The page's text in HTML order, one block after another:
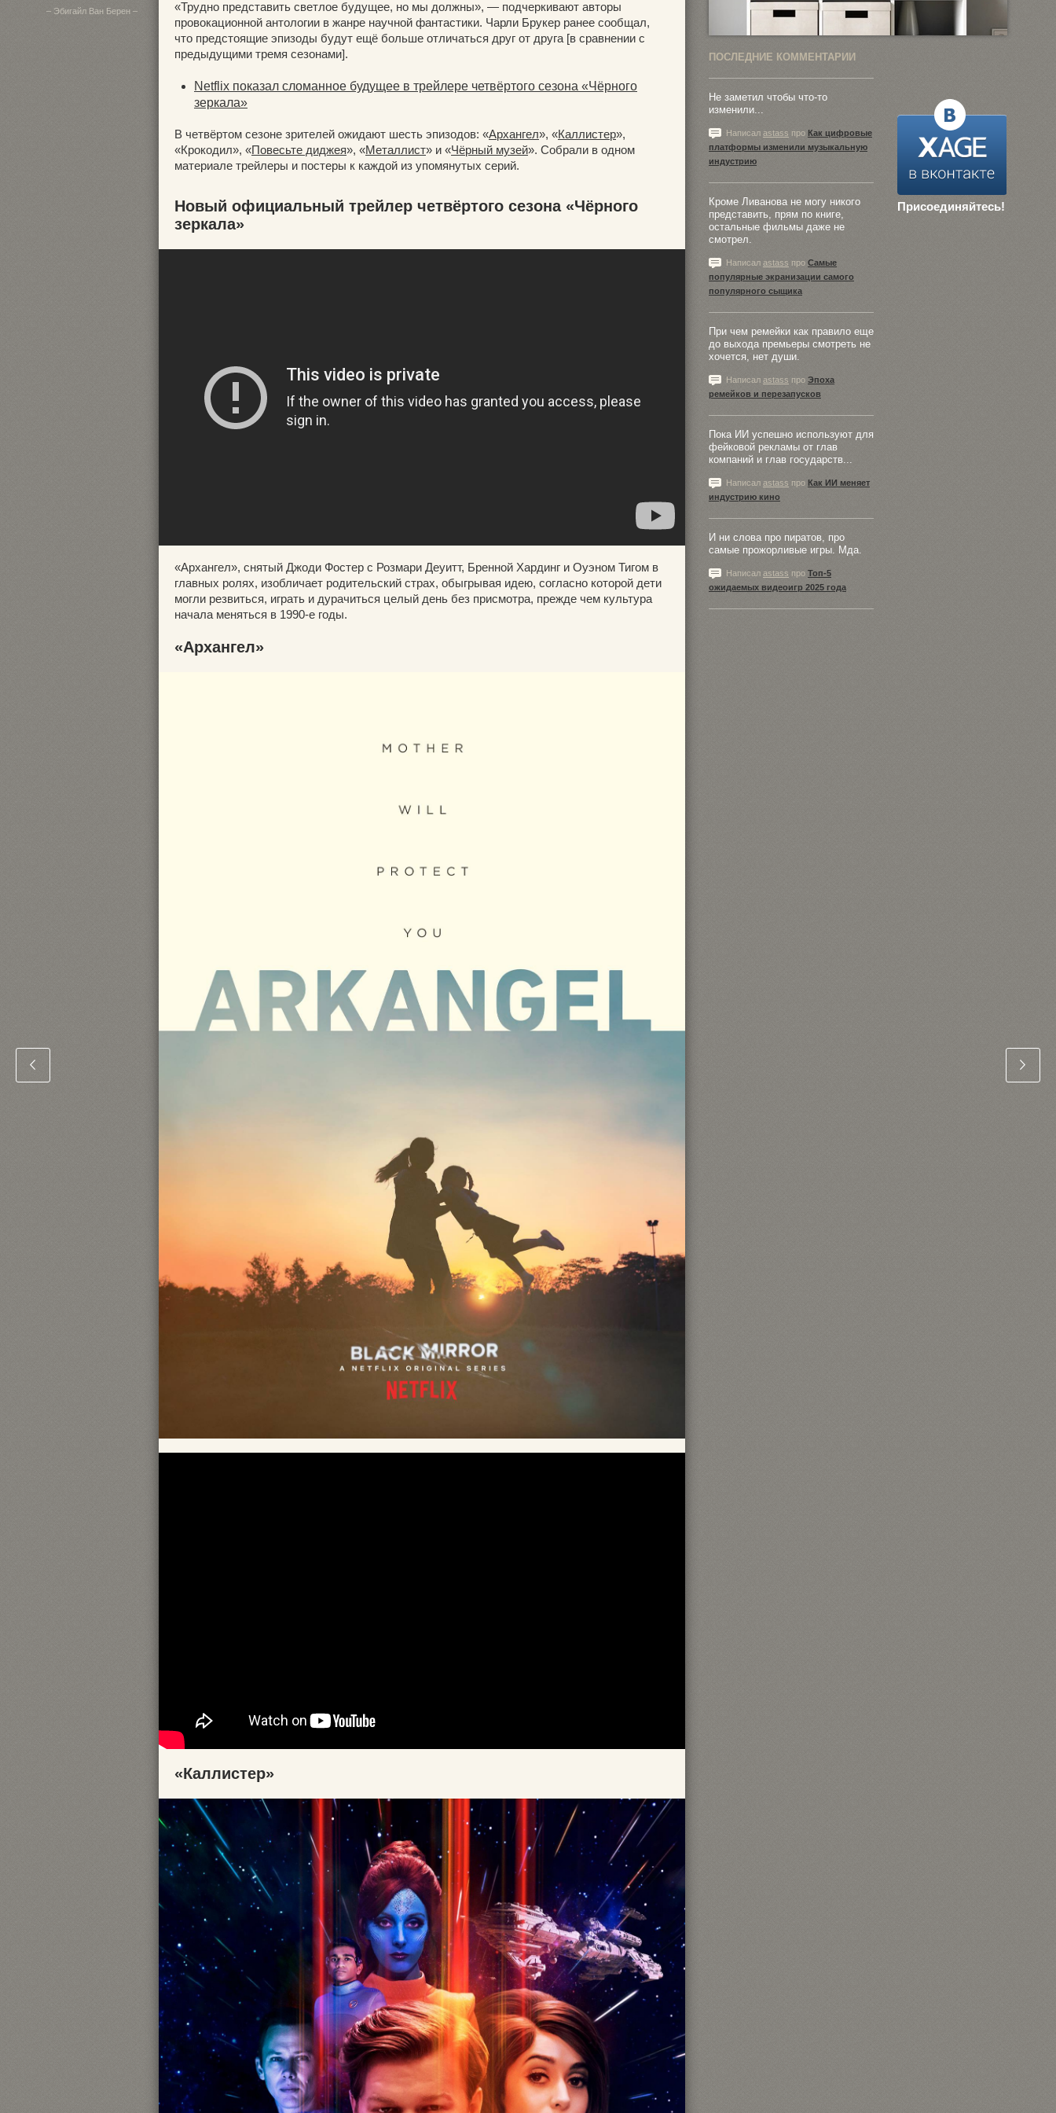
– Эбигайл Ван Берен –
«Трудно представить светлое будущее, но мы должны», — подчеркивают авторы
провокационной антологии в жанре научной фантастики. Чарли Брукер ранее сообщал,
что предстоящие эпизоды будут ещё больше отличаться друг от друга [в сравнении с
предыдущими тремя сезонами].
Netflix показал сломанное будущее в трейлере четвёртого сезона «Чёрного
зеркала»
В четвёртом сезоне зрителей ожидают шесть эпизодов: «Архангел», «Каллистер»,
«Крокодил», «Повесьте диджея», «Металлист» и «Чёрный музей». Собрали в одном
материале трейлеры и постеры к каждой из упомянутых серий.
Новый официальный трейлер четвёртого сезона «Чёрного
зеркала»
«Архангел», снятый Джоди Фостер с Розмари Деуитт, Бренной Хардинг и Оуэном Тигом в
главных ролях, изобличает родительский страх, обыгрывая идею, согласно которой дети
могли резвиться, играть и дурачиться целый день без присмотра, прежде чем культура
начала меняться в 1990-е годы.
«Архангел»
«Каллистер»
ПОСЛЕДНИЕ КОММЕНТАРИИ
Присоединяйтесь!
Не заметил чтобы что-то
изменили...
Написал astass про Как цифровые
платформы изменили музыкальную
индустрию
Кроме Ливанова не могу никого
представить, прям по книге,
остальные фильмы даже не
смотрел.
Написал astass про Самые
популярные экранизации самого
популярного сыщика
При чем ремейки как правило еще
до выхода премьеры смотреть не
хочется, нет души.
Написал astass про Эпоха
ремейков и перезапусков
Пока ИИ успешно используют для
фейковой рекламы от глав
компаний и глав государств...
Написал astass про Как ИИ меняет
индустрию кино
И ни слова про пиратов, про
самые прожорливые игры. Мда.
Написал astass про Топ-5
ожидаемых видеоигр 2025 года